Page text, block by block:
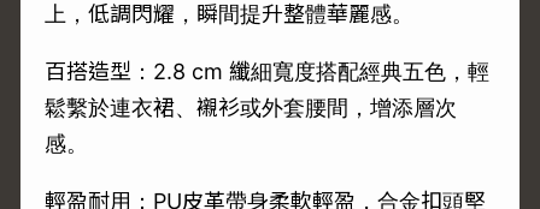
上，低調閃耀，瞬間提升整體華麗感。
百搭造型：2.8 cm 纖細寬度搭配經典五色，輕
鬆繫於連衣裙、襯衫或外套腰間，增添層次
感。
輕盈耐用：PU皮革帶身柔軟輕盈，合金扣頭堅